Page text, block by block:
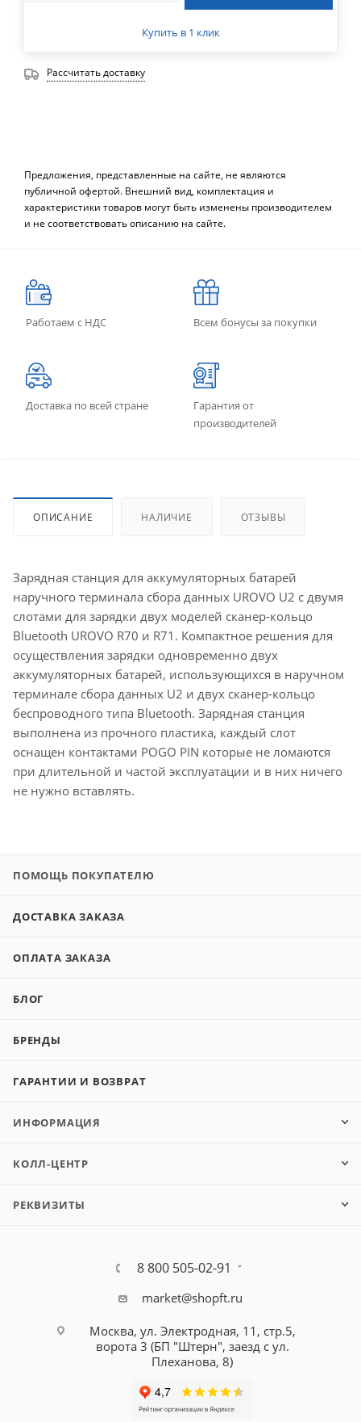
Купить в 1 клик
Рассчитать доставку
Предложения, представленные на сайте, не являются
публичной офертой. Внешний вид, комплектация и
характеристики товаров могут быть изменены производителем
и не соответствовать описанию на сайте.
Работаем с НДС Всем бонусы за покупки
Доставка по всей стране
Гарантия от
производителей
ОПИСАНИЕ НАЛИЧИЕ ОТЗЫВЫ
Зарядная станция для аккумуляторных батарей
наручного терминала сбора данных UROVO U2 с двумя
слотами для зарядки двух моделей сканер-кольцо
Bluetooth UROVO R70 и R71. Компактное решения для
осуществления зарядки одновременно двух
аккумуляторных батарей, использующихся в наручном
терминале сбора данных U2 и двух сканер-кольцо
беспроводного типа Bluetooth. Зарядная станция
выполнена из прочного пластика, каждый слот
оснащен контактами POGO PIN которые не ломаются
при длительной и частой эксплуатации и в них ничего
не нужно вставлять.
ПОМОЩЬ ПОКУПАТЕЛЮ
ДОСТАВКА ЗАКАЗА
ОПЛАТА ЗАКАЗА
БЛОГ
БРЕНДЫ
ГАРАНТИИ И ВОЗВРАТ
ИНФОРМАЦИЯ
КОЛЛ-ЦЕНТР
РЕКВИЗИТЫ
8 800 505-02-91
market@shopft.ru
Москва, ул. Электродная, 11, стр.5,
ворота 3 (БП "Штерн", заезд с ул.
Плеханова, 8)